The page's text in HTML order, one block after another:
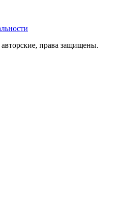
права защищены.